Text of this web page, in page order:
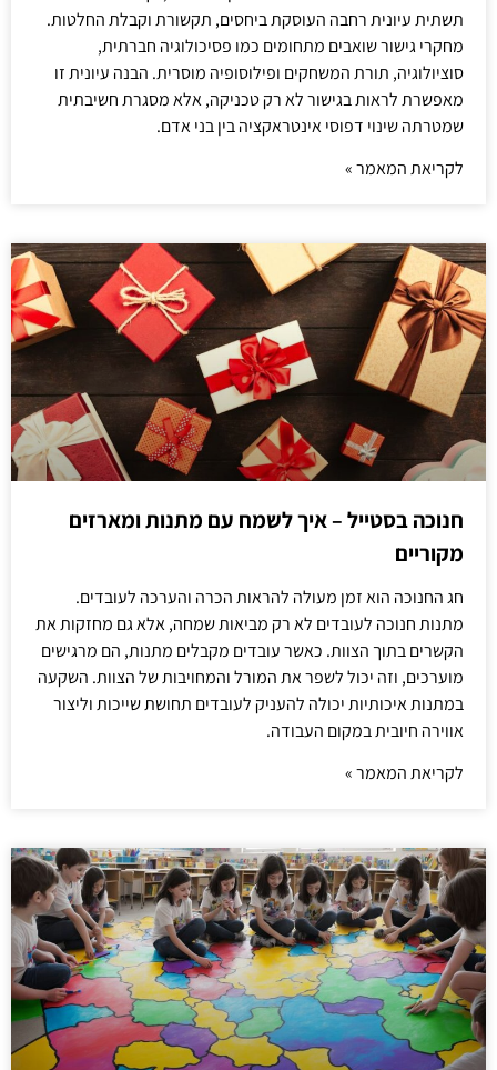
תשתית עיונית רחבה העוסקת ביחסים, תקשורת וקבלת החלטות.
מחקרי גישור שואבים מתחומים כמו פסיכולוגיה חברתית,
סוציולוגיה, תורת המשחקים ופילוסופיה מוסרית. הבנה עיונית זו
מאפשרת לראות בגישור לא רק טכניקה, אלא מסגרת חשיבתית
שמטרתה שינוי דפוסי אינטראקציה בין בני אדם.
לקריאת המאמר »
חנוכה בסטייל – איך לשמח עם מתנות ומארזים
מקוריים
חג החנוכה הוא זמן מעולה להראות הכרה והערכה לעובדים.
מתנות חנוכה לעובדים לא רק מביאות שמחה, אלא גם מחזקות את
הקשרים בתוך הצוות. כאשר עובדים מקבלים מתנות, הם מרגישים
מוערכים, וזה יכול לשפר את המורל והמחויבות של הצוות. השקעה
במתנות איכותיות יכולה להעניק לעובדים תחושת שייכות וליצור
אווירה חיובית במקום העבודה.
לקריאת המאמר »